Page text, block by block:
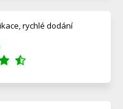
rychlé dodání